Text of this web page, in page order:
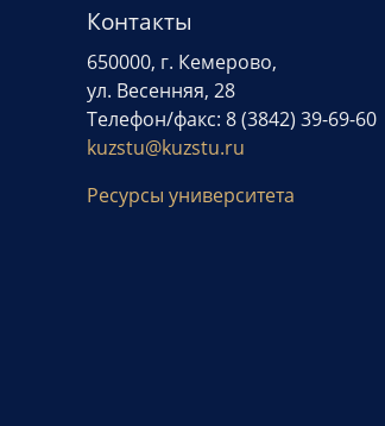
Контакты
650000, г. Кемерово,
ул. Весенняя, 28
Телефон/факс: 8 (3842) 39-69-60
kuzstu@kuzstu.ru
Ресурсы университета